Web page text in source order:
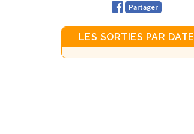
Partager
LES SORTIES PAR DATE